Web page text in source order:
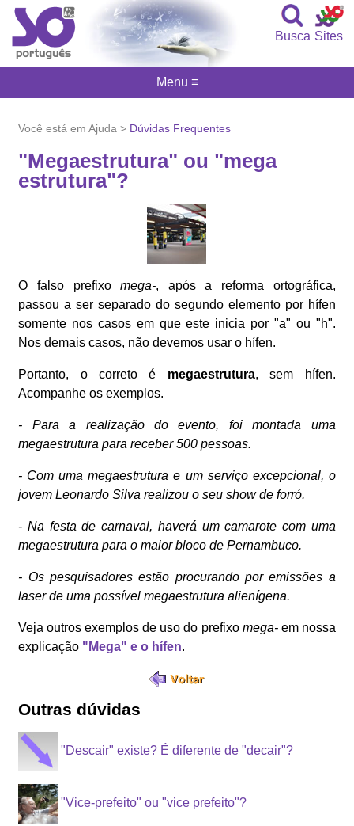
Sites
Busca
Você está em Ajuda > Dúvidas Frequentes
"Megaestrutura" ou "mega
estrutura"?
O falso prefixomega-, após a reforma ortográfica,
passou a ser separado do segundo elemento por hífen
somente nos casos em que este inicia por "a" ou "h".
Nos demais casos, não devemos usar o hífen.
Portanto, o correto é megaestrutura, sem hífen.
Acompanhe os exemplos.
- Para a realização do evento, foi montada uma
megaestrutura para receber 500 pessoas.
- Com uma megaestrutura e um serviço excepcional, o
jovem Leonardo Silva realizou o seu show de forró.
- Na festa de carnaval, haverá um camarote com uma
megaestrutura para o maior bloco de Pernambuco.
- Os pesquisadores estão procurando por emissões a
laser de uma possível megaestrutura alienígena.
Veja outros exemplos de uso do prefixo mega-em nossa
explicação "Mega" e o hífen.
Outras dúvidas
"Descair" existe? É diferente de "decair"?
"Vice-prefeito" ou "vice prefeito"?